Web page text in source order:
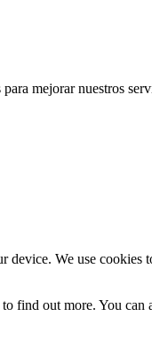
mejorar nuestros
device. We use
find out more. You